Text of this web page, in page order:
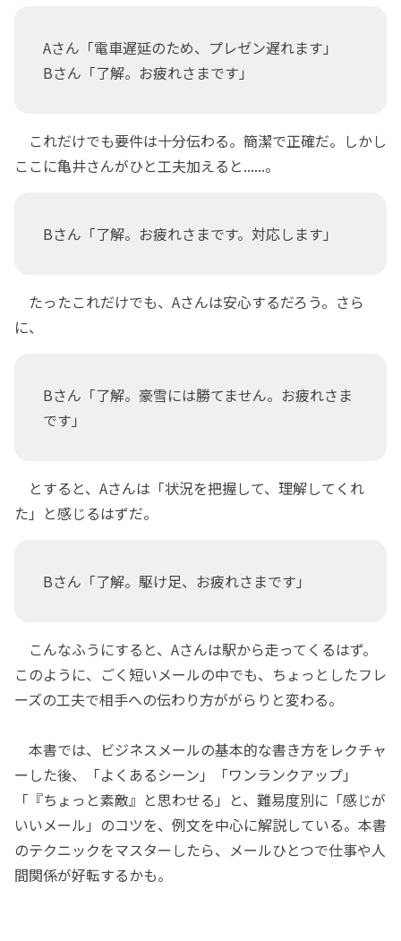
Aさん「電車遅延のため、プレゼン遅れます」
Bさん「了解。お疲れさまです」
これだけでも要件は十分伝わる。簡潔で正確だ。しかし
ここに亀井さんがひと工夫加えると......。
Bさん「了解。お疲れさまです。対応します」
たったこれだけでも、Aさんは安心するだろう。さら
に、
Bさん「了解。豪雪には勝てません。お疲れさま
です」
とすると、Aさんは「状況を把握して、理解してくれ
た」と感じるはずだ。
Bさん「了解。駆け足、お疲れさまです」
こんなふうにすると、Aさんは駅から走ってくるはず。
このように、ごく短いメールの中でも、ちょっとしたフレ
ーズの工夫で相手への伝わり方ががらりと変わる。
本書では、ビジネスメールの基本的な書き方をレクチャ
ーした後、「よくあるシーン」「ワンランクアップ」
「『ちょっと素敵』と思わせる」と、難易度別に「感じが
いいメール」のコツを、例文を中心に解説している。本書
のテクニックをマスターしたら、メールひとつで仕事や人
間関係が好転するかも。